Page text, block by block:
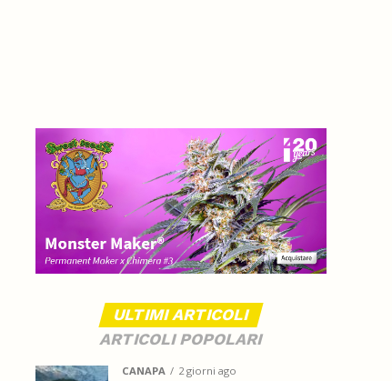
ULTIMI ARTICOLI
ARTICOLI POPOLARI
CANAPA 2 giorni ago